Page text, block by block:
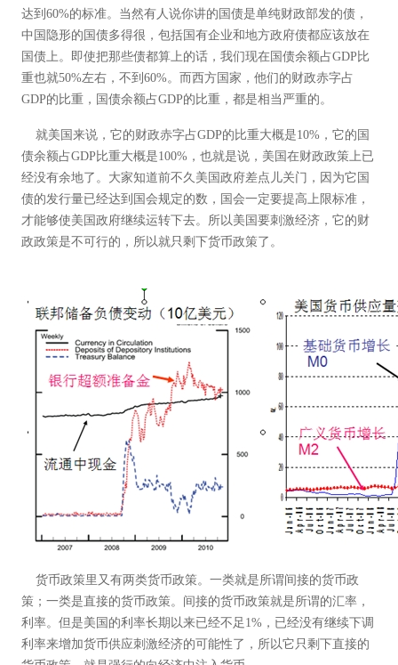
达到60%的标准。当然有人说你讲的国债是单纯财政部发的债，
中国隐形的国债多得很，包括国有企业和地方政府债都应该放在
国债上。即使把那些债都算上的话，我们现在国债余额占GDP比
重也就50%左右，不到60%。而西方国家，他们的财政赤字占
GDP的比重，国债余额占GDP的比重，都是相当严重的。
就美国来说，它的财政赤字占GDP的比重大概是10%，它的国
债余额占GDP比重大概是100%，也就是说，美国在财政政策上已
经没有余地了。大家知道前不久美国政府差点儿关门，因为它国
债的发行量已经达到国会规定的数，国会一定要提高上限标准，
才能够使美国政府继续运转下去。所以美国要刺激经济，它的财
政政策是不可行的，所以就只剩下货币政策了。
货币政策里又有两类货币政策。一类就是所谓间接的货币政
策；一类是直接的货币政策。间接的货币政策就是所谓的汇率，
利率。但是美国的利率长期以来已经不足1%，已经没有继续下调
利率来增加货币供应刺激经济的可能性了，所以它只剩下直接的